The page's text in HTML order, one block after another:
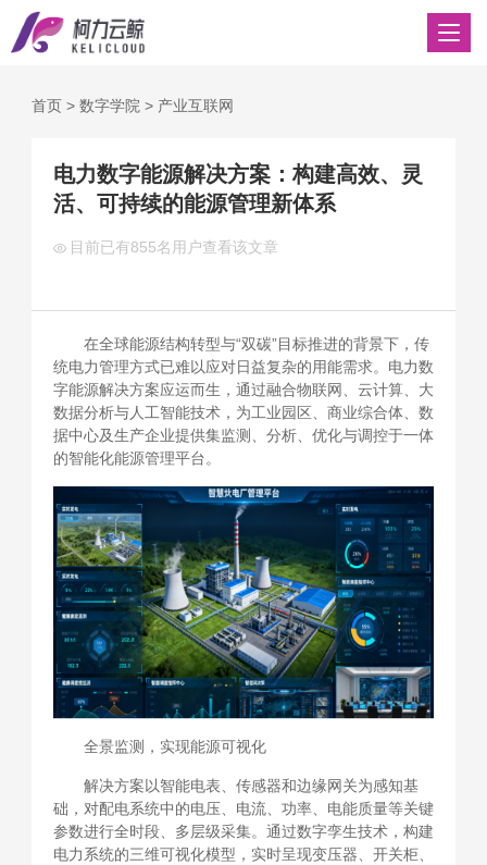
首页> 数字学院 > 产业互联网
电力数字能源解决方案：构建高效、灵
活、可持续的能源管理新体系
目前已有855名用户查看该文章
在全球能源结构转型与“双碳”目标推进的背景下，传
统电力管理方式已难以应对日益复杂的用能需求。电力数
字能源解决方案应运而生，通过融合物联网、云计算、大
数据分析与人工智能技术，为工业园区、商业综合体、数
据中心及生产企业提供集监测、分析、优化与调控于一体
的智能化能源管理平台。
全景监测，实现能源可视化
解决方案以智能电表、传感器和边缘网关为感知基
础，对配电系统中的电压、电流、功率、电能质量等关键
参数进行全时段、多层级采集。通过数字孪生技术，构建
电力系统的三维可视化模型，实时呈现变压器、开关柜、